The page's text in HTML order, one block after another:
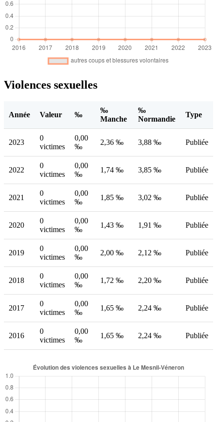
Violences sexuelles
Année Valeur ‰
‰
Manche
‰
Normandie
Type
2023
0
victimes
0,00
‰
2,36 ‰ 3,88 ‰ Publiée
2022
0
victimes
0,00
‰
1,74 ‰ 3,85 ‰ Publiée
2021
0
victimes
0,00
‰
1,85 ‰ 3,02 ‰ Publiée
2020
0
victimes
0,00
‰
1,43 ‰ 1,91 ‰ Publiée
2019
0
victimes
0,00
‰
2,00 ‰ 2,12 ‰ Publiée
2018
0
victimes
0,00
‰
1,72 ‰ 2,20 ‰ Publiée
2017
0
victimes
0,00
‰
1,65 ‰ 2,24 ‰ Publiée
2016
0
victimes
0,00
‰
1,65 ‰ 2,24 ‰ Publiée